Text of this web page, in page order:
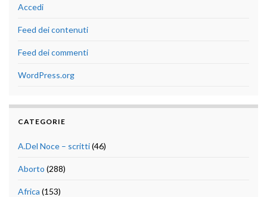
Accedi
Feed dei contenuti
Feed dei commenti
WordPress.org
CATEGORIE
A.Del Noce – scritti(46)
Aborto (288)
Africa (153)